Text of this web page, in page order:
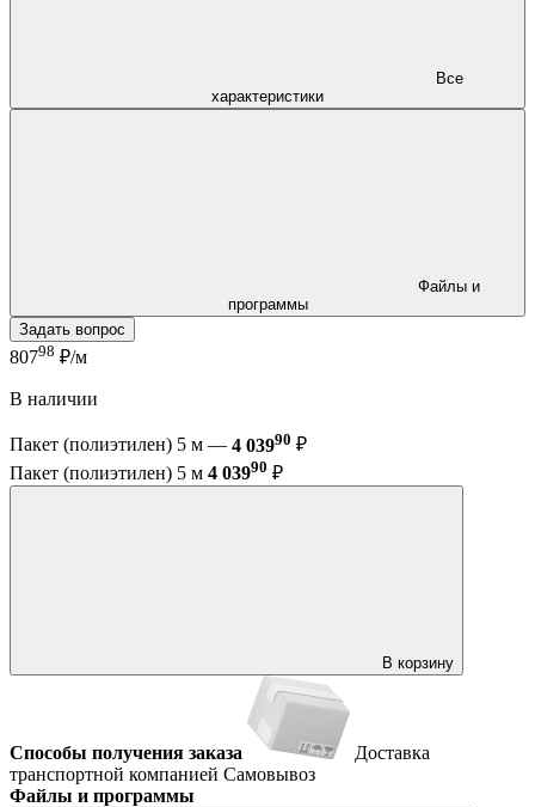
характеристики
программы
Задать вопрос
80798 ₽/м
В наличии
Пакет (полиэтилен) 5 м — 4 03990 ₽
Пакет (полиэтилен) 5 м 4 03990 ₽
В корзину
Способы получения заказа
Доставка
транспортной компанией Самовывоз
Файлы и программы